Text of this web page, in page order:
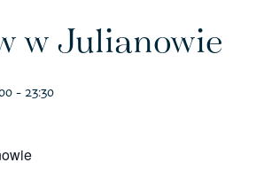
w Julianowie
- 23:30